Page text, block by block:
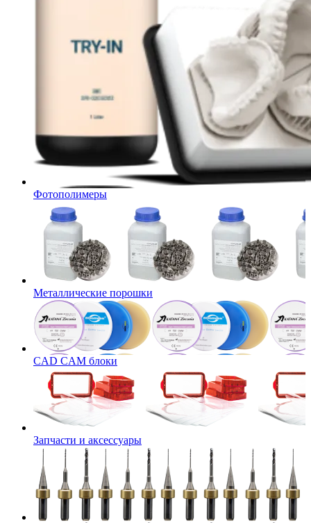
Фотополимеры
Металлические порошки
CAD CAM блоки
Запчасти и аксессуары